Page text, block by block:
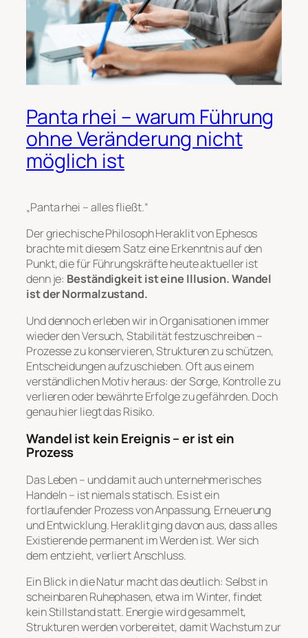
Panta rhei – warum Führung
ohne Veränderung nicht
möglich ist
„Panta rhei – alles fließt.“
Der griechische Philosoph Heraklit von Ephesos
brachte mit diesem Satz eine Erkenntnis auf den
Punkt, die für Führungskräfte heute aktueller ist
denn je: Beständigkeit ist eine Illusion. Wandel
ist der Normalzustand.
Und dennoch erleben wir in Organisationen immer
wieder den Versuch, Stabilität festzuschreiben –
Prozesse zu konservieren, Strukturen zu schützen,
Entscheidungen aufzuschieben. Oft aus einem
verständlichen Motiv heraus: der Sorge, Kontrolle zu
verlieren oder bewährte Erfolge zu gefährden. Doch
genau hier liegt das Risiko.
Wandel ist kein Ereignis – er ist ein
Prozess
Das Leben – und damit auch unternehmerisches
Handeln – ist niemals statisch. Es ist ein
fortlaufender Prozess von Anpassung, Erneuerung
und Entwicklung. Heraklit ging davon aus, dass alles
Existierende permanent im Werden ist. Wer sich
dem entzieht, verliert Anschluss.
Ein Blick in die Natur macht das deutlich: Selbst in
scheinbaren Ruhephasen, etwa im Winter, findet
kein Stillstand statt. Energie wird gesammelt,
Strukturen werden vorbereitet, damit Wachstum zur